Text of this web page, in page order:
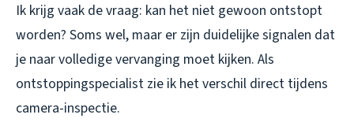
Ik krijg vaak de vraag: kan het niet gewoon ontstopt
worden? Soms wel, maar er zijn duidelijke signalen dat
je naar volledige vervanging moet kijken. Als
ontstoppingspecialist zie ik het verschil direct tijdens
camera-inspectie.